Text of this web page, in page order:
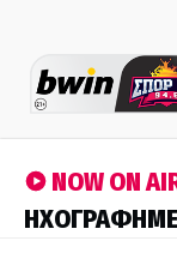
NOW ON